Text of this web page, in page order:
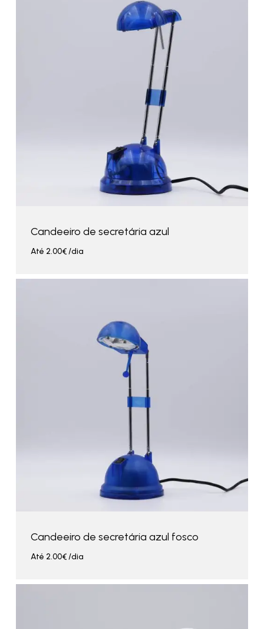
Candeeiro de secretária azul
Até 2.00€/dia
Candeeiro de secretária azul fosco
Até 2.00€/dia